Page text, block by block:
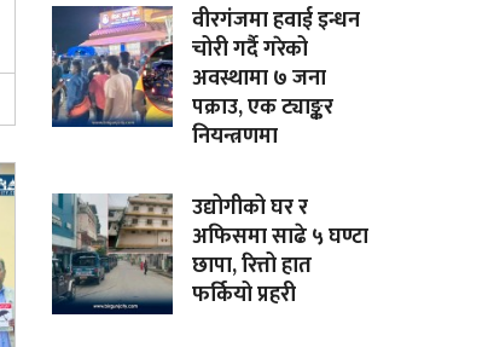
वीरगंजमा हवाई इन्धन
चोरी गर्दै गरेको
अवस्थामा ७ जना
पक्राउ, एक ट्याङ्कर
नियन्त्रणमा
उद्योगीको घर र
अफिसमा साढे ५ घण्टा
छापा, रित्तो हात
फर्कियो प्रहरी